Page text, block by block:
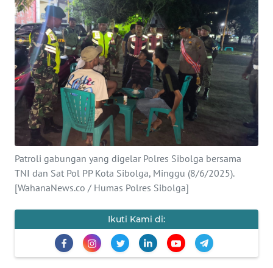
Patroli gabungan yang digelar Polres Sibolga bersama
TNI dan Sat Pol PP Kota Sibolga, Minggu (8/6/2025).
[WahanaNews.co / Humas Polres Sibolga]
Ikuti Kami di:
OPINI
Informasi
INDEKS
BERITA
KONTAK
KAMI
INFO
IKLAN
PEDOMAN
MEDIA